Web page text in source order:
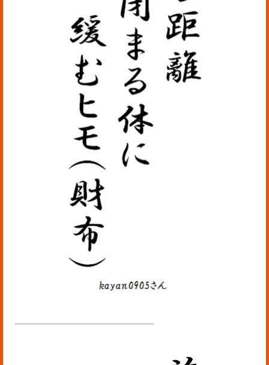
----------------------------------------------------------